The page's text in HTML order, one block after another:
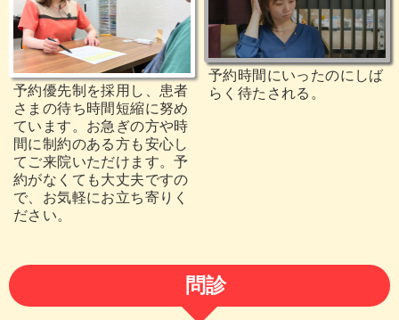
予約優先制を採用し、患者
さまの待ち時間短縮に努め
ています。お急ぎの方や時
間に制約のある方も安心し
てご来院いただけます。予
約がなくても大丈夫ですの
で、お気軽にお立ち寄りく
ださい。
予約時間にいったのにしば
らく待たされる。
問診